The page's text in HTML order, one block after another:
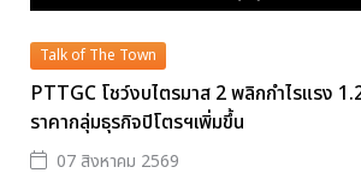
Talk of The Town
PTTGC โชว์งบไตรมาส 2 พลิกกำไรแรง
ราคากลุ่มธุรกิจปิโตรฯเพิ่มขึ้น
07 สิงหาคม 2569